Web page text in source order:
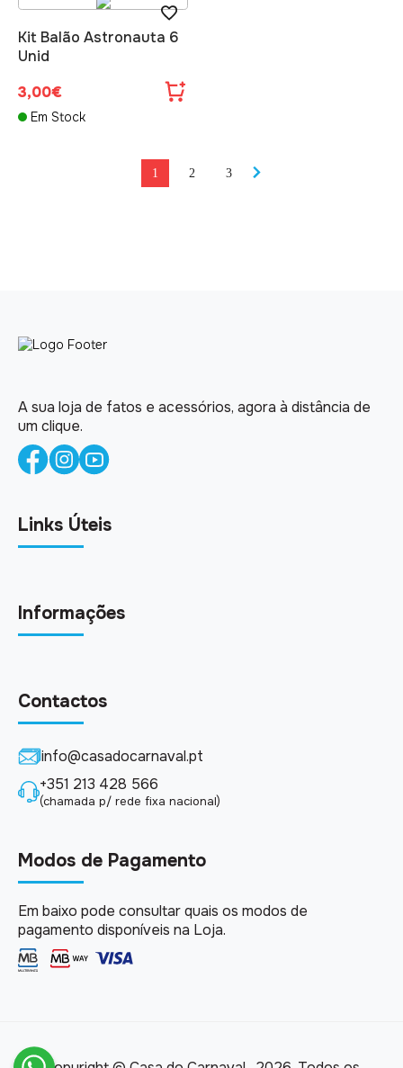
Kit Balão Astronauta 6
Unid
3,00€
Em Stock
1 2 3
A sua loja de fatos e acessórios, agora à distância de
um clique.
Links Úteis
Informações
Contactos
info@casadocarnaval.pt
+351 213 428 566
(chamada p/ rede fixa nacional)
Modos de Pagamento
Em baixo pode consultar quais os modos de
pagamento disponíveis na Loja.